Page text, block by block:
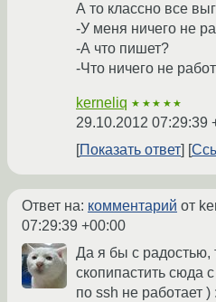
А то классно все
-У меня ничего не
-А что пишет?
-Что ничего не
kerneliq ★★★★★
29.10.2012 07:29:39
Показать ответ
Ответ на: комментарий от
07:29:39 +00:00
Да я бы с радостью,
скопипастить сюда
по ssh не работает